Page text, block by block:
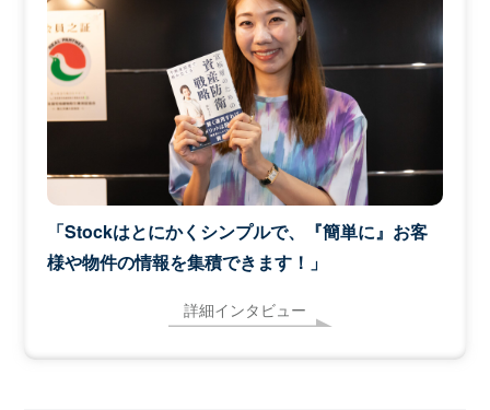
「Stockはとにかくシンプルで、『簡単に』お客
様や物件の情報を集積できます！」
詳細インタビュー